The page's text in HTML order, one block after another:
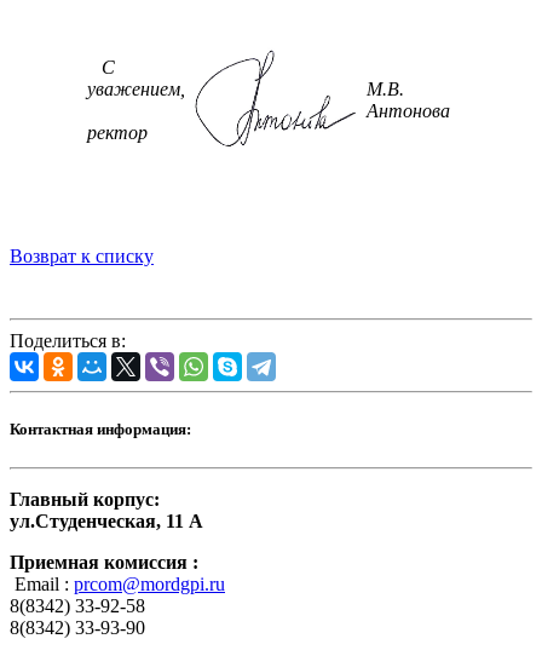
С
уважением,
ректор
М.В.
Антонова
Возврат к списку
Поделиться в:
Контактная информация:
Главный корпус:
ул.Студенческая, 11 А
Приемная комиссия :
Email : prcom@mordgpi.ru
8(8342) 33-92-58
8(8342) 33-93-90